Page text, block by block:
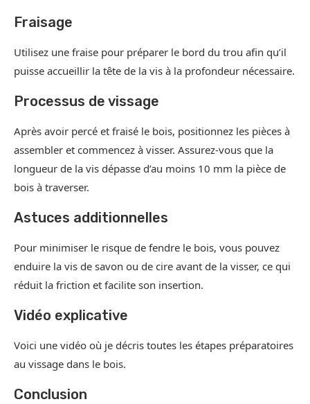
Fraisage
Utilisez une fraise pour préparer le bord du trou afin qu’il
puisse accueillir la tête de la vis à la profondeur nécessaire.
Processus de vissage
Après avoir percé et fraisé le bois, positionnez les pièces à
assembler et commencez à visser. Assurez-vous que la
longueur de la vis dépasse d’au moins 10 mm la pièce de
bois à traverser.
Astuces additionnelles
Pour minimiser le risque de fendre le bois, vous pouvez
enduire la vis de savon ou de cire avant de la visser, ce qui
réduit la friction et facilite son insertion.
Vidéo explicative
Voici une vidéo où je décris toutes les étapes préparatoires
au vissage dans le bois.
Conclusion